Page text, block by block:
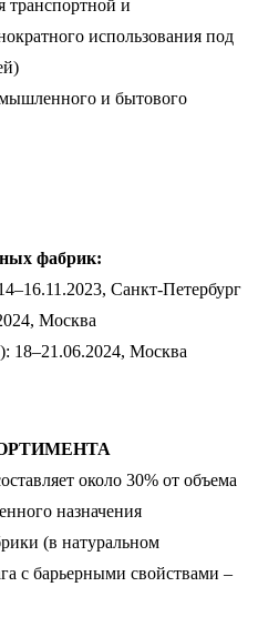
транспортной и
использования под
и бытового
фабрик:
Санкт-Петербург
Москва
Москва
около 30% от объема
назначения
(в натуральном
с барьерными свойствами –